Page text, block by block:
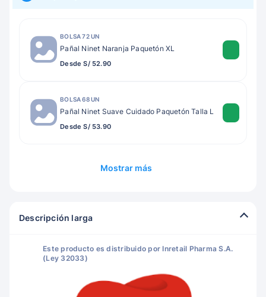
BOLSA 72 UN
Pañal Ninet Naranja Paquetón XL
Desde S/ 52.90
BOLSA 68 UN
Pañal Ninet Suave Cuidado Paquetón Talla L
Desde S/ 53.90
Mostrar más
Descripción larga
Este producto es distribuido por Inretail Pharma S.A.
(Ley 32033)